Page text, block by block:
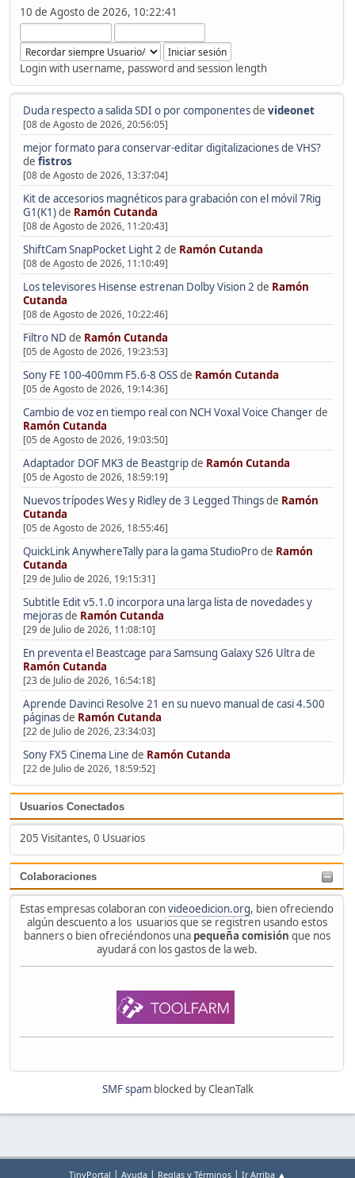
10 de Agosto de 2026, 10:22:41
Login with username, password and session length
Duda respecto a salida SDI o por componentesde videonet
[08 de Agosto de 2026, 20:56:05]
mejor formato para conservar-editar digitalizaciones de VHS?
de fistros
[08 de Agosto de 2026, 13:37:04]
Kit de accesorios magnéticos para grabación con el móvil 7Rig
G1(K1)de Ramón Cutanda
[08 de Agosto de 2026, 11:20:43]
ShiftCam SnapPocket Light 2 de Ramón Cutanda
[08 de Agosto de 2026, 11:10:49]
Los televisores Hisense estrenan Dolby Vision 2 de Ramón
Cutanda
[08 de Agosto de 2026, 10:22:46]
Filtro ND de Ramón Cutanda
[05 de Agosto de 2026, 19:23:53]
Sony FE 100-400mm F5.6-8 OSSde Ramón Cutanda
[05 de Agosto de 2026, 19:14:36]
Cambio de voz en tiempo real con NCH Voxal Voice Changerde
Ramón Cutanda
[05 de Agosto de 2026, 19:03:50]
Adaptador DOF MK3 de Beastgripde Ramón Cutanda
[05 de Agosto de 2026, 18:59:19]
Nuevos trípodes Wes y Ridley de 3 Legged Thingsde Ramón
Cutanda
[05 de Agosto de 2026, 18:55:46]
QuickLink AnywhereTally para la gama StudioProde Ramón
Cutanda
[29 de Julio de 2026, 19:15:31]
Subtitle Edit v5.1.0 incorpora una larga lista de novedades y
mejorasde Ramón Cutanda
[29 de Julio de 2026, 11:08:10]
En preventa el Beastcage para Samsung Galaxy S26 Ultrade
Ramón Cutanda
[23 de Julio de 2026, 16:54:18]
Aprende Davinci Resolve 21 en su nuevo manual de casi 4.500
páginasde Ramón Cutanda
[22 de Julio de 2026, 23:34:03]
Sony FX5 Cinema Line de Ramón Cutanda
[22 de Julio de 2026, 18:59:52]
Usuarios Conectados
205 Visitantes, 0 Usuarios
Colaboraciones
Estas empresas colaboran convideoedicion.org, bien ofreciendo
algún descuento a los usuarios que se registren usando estos
banners o bien ofreciéndonos una pequeña comisión que nos
ayudará con los gastos de la web.
SMF spamblocked by CleanTalk
TinyPortal | Ayuda | Reglas y Términos | Ir Arriba ▲